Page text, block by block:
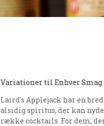
Variationer til Enhver Smag
Laird's Applejack har en
alsidig spiritus, der kan
række cocktails. For dem,